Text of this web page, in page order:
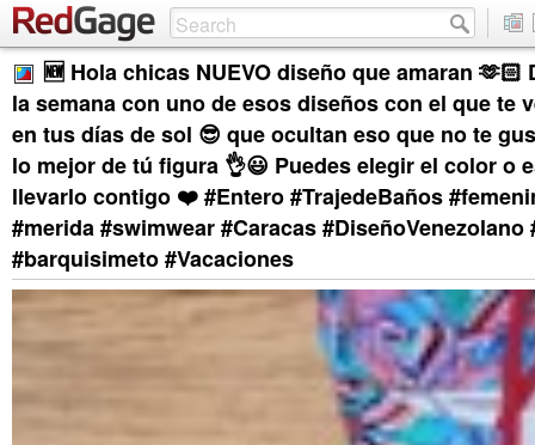
🆕 Hola chicas NUEVO diseño que amaran 🫶🏻
la semana con uno de esos diseños con el que te
en tus días de sol 😎 que ocultan eso que no te
lo mejor de tú figura 👌😃 Puedes elegir el color o
llevarlo contigo ❤️ #Entero #TrajedeBaños
#merida #swimwear #Caracas #DiseñoVenezolano
#barquisimeto #Vacaciones